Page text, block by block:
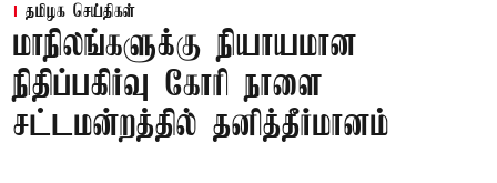
தமிழக செய்திகள்
மாநிலங்களுக்கு நியாயமான
நிதிப்பகிர்வு கோரி நாளை
சட்டமன்றத்தில் தனித்தீர்மானம்